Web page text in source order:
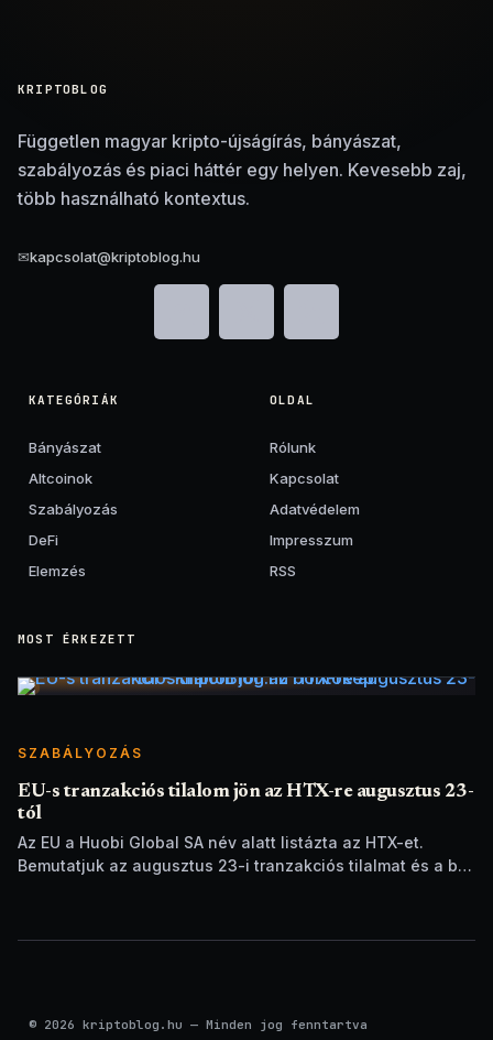
KRIPTOBLOG
Független magyar kripto-újságírás, bányászat,
szabályozás és piaci háttér egy helyen. Kevesebb zaj,
több használható kontextus.
✉kapcsolat@kriptoblog.hu
KATEGÓRIÁK
Bányászat
Altcoinok
Szabályozás
DeFi
Elemzés
OLDAL
Rólunk
Kapcsolat
Adatvédelem
Impresszum
RSS
MOST ÉRKEZETT
SZABÁLYOZÁS
EU-s tranzakciós tilalom jön az HTX-re augusztus 23-
tól
Az EU a Huobi Global SA név alatt listázta az HTX-et.
Bemutatjuk az augusztus 23-i tranzakciós tilalmat és a brit
© 2026 kriptoblog.hu — Minden jog fenntartva